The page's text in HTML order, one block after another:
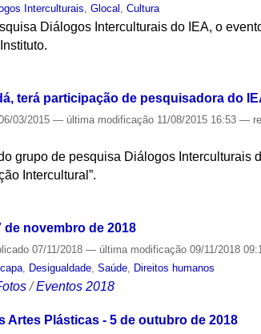
Interculturais,Glocal ,Cultura
Diálogos Interculturais do IEA, o
terá participação de pesquisadora do
03/2015— última modificação 11/08/2015 16:53—
grupo de pesquisa Diálogos Interculturais
Intercultural”.
de novembro de 2018
07/11/2018— última modificação 09/11/2018
,capa Desigualdade ,Saúde Direitos humanos
/Eventos 2018
Plásticas - 5 de outubro de 2018